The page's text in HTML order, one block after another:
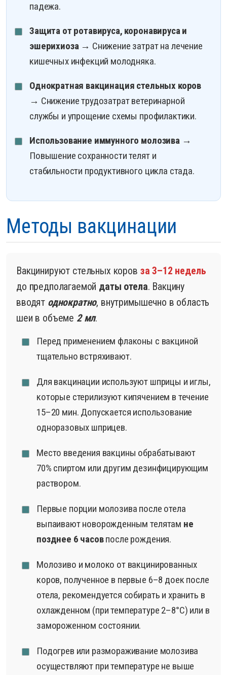
падежа.
Защита от ротавируса, коронавируса и
эшерихиоза→ Снижение затрат на лечение
кишечных инфекций молодняка.
Однократная вакцинация стельных коров
→ Снижение трудозатрат ветеринарной
службы и упрощение схемы профилактики.
Использование иммунного молозива→
Повышение сохранности телят и
стабильности продуктивного цикла стада.
Методы вакцинации
Вакцинируют стельных коров за 3–12 недель
до предполагаемой даты отела. Вакцину
вводят однократно, внутримышечно в область
шеи в объеме 2 мл.
Перед применением флаконы с вакциной
тщательно встряхивают.
Для вакцинации используют шприцы и иглы,
которые стерилизуют кипячением в течение
15–20 мин. Допускается использование
одноразовых шприцев.
Место введения вакцины обрабатывают
70% спиртом или другим дезинфицирующим
раствором.
Первые порции молозива после отела
выпаивают новорожденным телятам не
позднее 6 часовпосле рождения.
Молозиво и молоко от вакцинированных
коров, полученное в первые 6–8 доек после
отела, рекомендуется собирать и хранить в
охлажденном (при температуре 2–8°С) или в
замороженном состоянии.
Подогрев или размораживание молозива
осуществляют при температуре не выше